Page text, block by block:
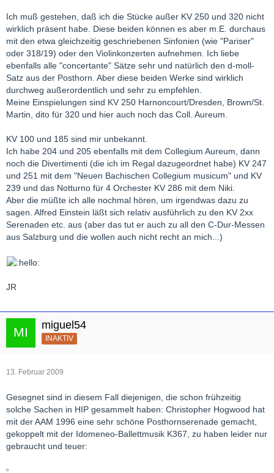
Ich muß gestehen, daß ich die Stücke außer KV 250 und 320 nicht
wirklich präsent habe. Diese beiden können es aber m.E. durchaus
mit den etwa gleichzeitig geschriebenen Sinfonien (wie "Pariser"
oder 318/19) oder den Violinkonzerten aufnehmen. Ich liebe
ebenfalls alle "concertante" Sätze sehr und natürlich den d-moll-
Satz aus der Posthorn. Aber diese beiden Werke sind wirklich
durchweg außerordentlich und sehr zu empfehlen.
Meine Einspielungen sind KV 250 Harnoncourt/Dresden, Brown/St.
Martin, dito für 320 und hier auch noch das Coll. Aureum.
KV 100 und 185 sind mir unbekannt.
Ich habe 204 und 205 ebenfalls mit dem Collegium Aureum, dann
noch die Divertimenti (die ich im Regal dazugeordnet habe) KV 247
und 251 mit dem "Neuen Bachischen Collegium musicum" und KV
239 und das Notturno für 4 Orchester KV 286 mit dem Niki.
Aber die müßte ich alle nochmal hören, um irgendwas dazu zu
sagen. Alfred Einstein läßt sich relativ ausführlich zu den KV 2xx
Serenaden etc. aus (aber das tut er auch zu all den C-Dur-Messen
aus Salzburg und die wollen auch nicht recht an mich...)
JR
miguel54
INAKTIV
13. Februar 2009
Gesegnet sind in diesem Fall diejenigen, die schon frühzeitig
solche Sachen in HIP gesammelt haben: Christopher Hogwood hat
mit der AAM 1996 eine sehr schöne Posthornserenade gemacht,
gekoppelt mit der Idomeneo-Ballettmusik K367, zu haben leider nur
gebraucht und teuer: